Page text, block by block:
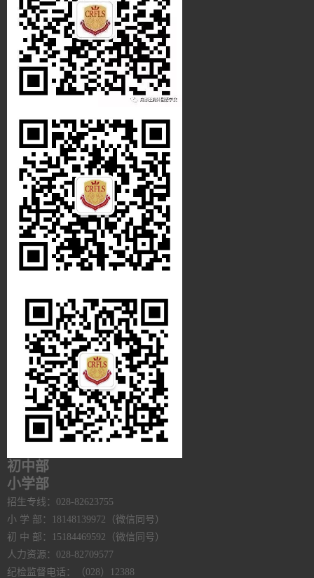
初中部
小学部
招生专线：028-82623755
小 学 部：18148139972（微信同号）
初 中 部：15184469592（微信同号）
人力资源：028-82709577
纪检监督电话：（028）12388